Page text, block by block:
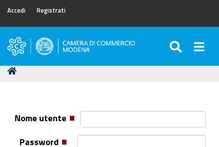
Accedi Registrati
Camera
Commercio
Tu
Nome utente
Password